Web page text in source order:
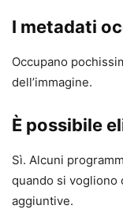
I metadati
Occupano
dell’immagine.
È possibile
Sì. Alcuni
quando si vogliono
aggiuntive.